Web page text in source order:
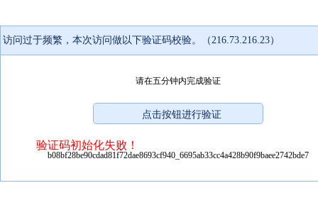
访问过于频繁，本次访问做以下验证码校验。（216.73.216.23）
请在五分钟内完成验证
验证码初始化失败！
b08bf28be90cdad81f72dae8693cf940_6695ab33cc4a428b90f9baee2742bde7